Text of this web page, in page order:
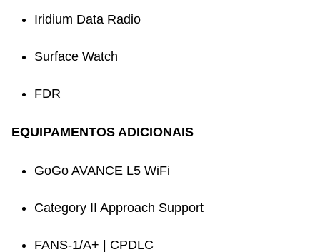
Iridium Data Radio​
Surface Watch​
FDR​
EQUIPAMENTOS ADICIONAIS
GoGo AVANCE L5 WiFi​
Category II Approach Support ​
FANS-1/A+ | CPDLC ​